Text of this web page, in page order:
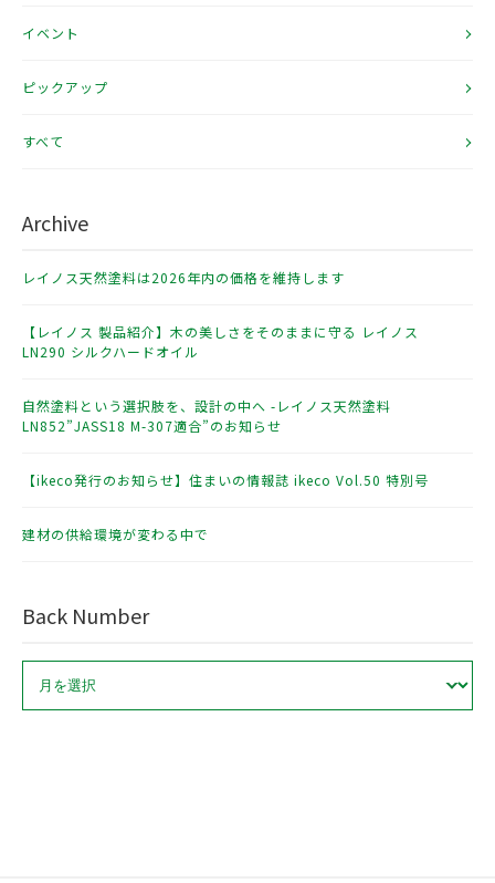
イベント
ピックアップ
すべて
Archive
レイノス天然塗料は2026年内の価格を維持します
【レイノス 製品紹介】木の美しさをそのままに守る レイノス
LN290 シルクハードオイル
自然塗料という選択肢を、設計の中へ -レイノス天然塗料
LN852”JASS18 M-307適合”のお知らせ
【ikeco発行のお知らせ】住まいの情報誌 ikeco Vol.50 特別号
建材の供給環境が変わる中で
Back Number
ア
イ